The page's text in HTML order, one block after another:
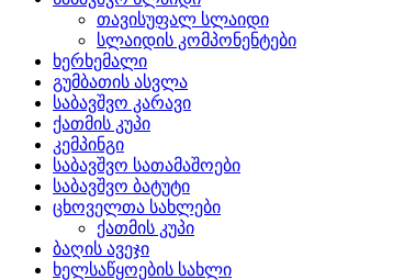
თავისუფალ სლაიდი
სლაიდის კომპონენტები
ხერხემალი
გუმბათის ასვლა
საბავშვო კარავი
ქათმის კუპი
კემპინგი
საბავშვო სათამაშოები
საბავშვო ბატუტი
ცხოველთა სახლები
ქათმის კუპი
ბაღის ავეჯი
ხელსაწყოების სახლი